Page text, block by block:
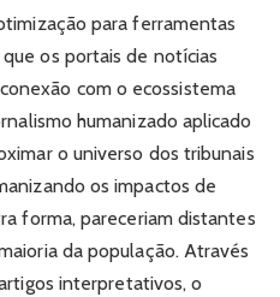
para ferramentas
os portais de notícias
com o ecossistema
humanizado aplicado
o universo dos tribunais
os impactos de
forma, pareceriam distantes
da população. Através
interpretativos, o